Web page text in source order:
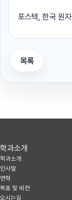
포스텍, 한국 원
목록
학과소개
학과소개
인사말
연혁
목표 및 비전
오시는길